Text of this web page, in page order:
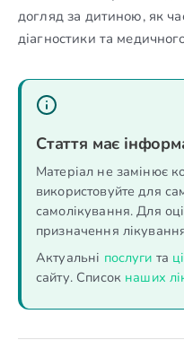
догляд за дитиною, як
діагностики та
Стаття має
Матеріал не замінює
використовуйте для
самолікування. Для
призначення
Актуальні послуги та
сайту. Список наших